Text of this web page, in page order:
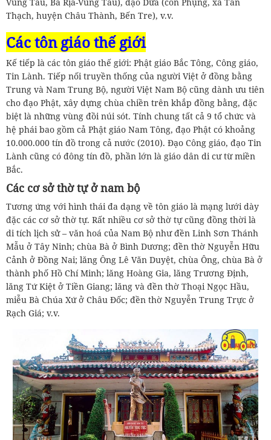
Vũng Tàu, Bà Rịa-Vũng Tàu), đạo Dừa (cồn Phụng, xã Tân
Thạch, huyện Châu Thành, Bến Tre), v.v.
Các tôn giáo thế giới
Kế tiếp là các tôn giáo thế giới: Phật giáo Bắc Tông, Công giáo,
Tin Lành. Tiếp nối truyền thống của người Việt ở đồng bằng
Trung và Nam Trung Bộ, người Việt Nam Bộ cũng dành ưu tiên
cho đạo Phật, xây dựng chùa chiền trên khắp đồng bằng, đặc
biệt là những vùng đồi núi sót. Tính chung tất cả 9 tổ chức và
hệ phái bao gồm cả Phật giáo Nam Tông, đạo Phật có khoảng
10.000.000 tín đồ trong cả nước (2010). Đạo Công giáo, đạo Tin
Lành cũng có đông tín đồ, phần lớn là giáo dân di cư từ miền
Bắc.
Các cơ sở thờ tự ở nam bộ
Tương ứng với hình thái đa dạng về tôn giáo là mạng lưới dày
đặc các cơ sở thờ tự. Rất nhiều cơ sở thờ tự cũng đồng thời là
di tích lịch sử – văn hoá của Nam Bộ như đền Linh Sơn Thánh
Mẫu ở Tây Ninh; chùa Bà ở Bình Dương; đền thờ Nguyễn Hữu
Cảnh ở Đồng Nai; lăng Ông Lê Văn Duyệt, chùa Ông, chùa Bà ở
thành phố Hồ Chí Minh; lăng Hoàng Gia, lăng Trương Định,
lăng Tứ Kiệt ở Tiền Giang; lăng và đền thờ Thoại Ngọc Hầu,
miễu Bà Chúa Xứ ở Châu Đốc; đền thờ Nguyễn Trung Trực ở
Rạch Giá; v.v.